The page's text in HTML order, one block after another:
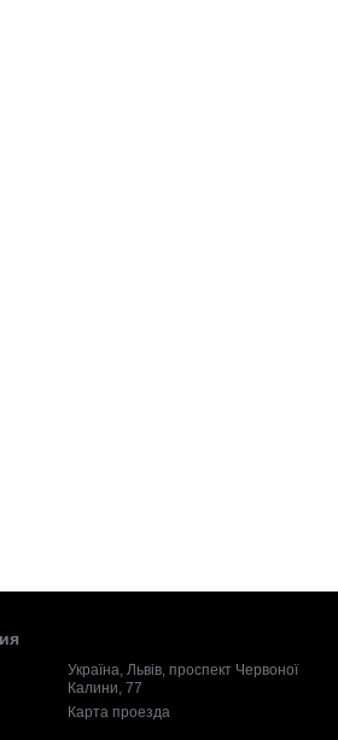
Україна, Львів, проспект Червоної
Калини, 77
Карта проезда